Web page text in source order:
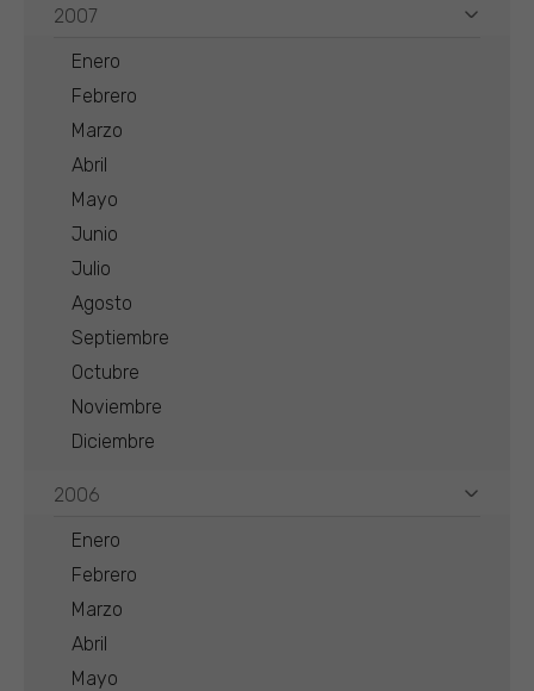
2007
Enero
Febrero
Marzo
Abril
Mayo
Junio
Julio
Agosto
Septiembre
Octubre
Noviembre
Diciembre
2006
Enero
Febrero
Marzo
Abril
Mayo